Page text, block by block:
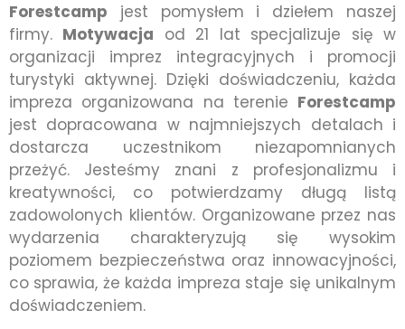
Forestcamp jest pomysłem i dziełem naszej
firmy. Motywacja od 21 lat specjalizuje się w
organizacji imprez integracyjnych i promocji
turystyki aktywnej. Dzięki doświadczeniu, każda
impreza organizowana na terenie Forestcamp
jest dopracowana w najmniejszych detalach i
dostarcza uczestnikom niezapomnianych
przeżyć. Jesteśmy znani z profesjonalizmu i
kreatywności, co potwierdzamy długą listą
zadowolonych klientów. Organizowane przez nas
wydarzenia charakteryzują się wysokim
poziomem bezpieczeństwa oraz innowacyjności,
co sprawia, że każda impreza staje się unikalnym
doświadczeniem.